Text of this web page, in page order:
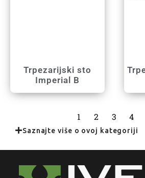
Trpezarijski sto
Imperial B
1 2 3 4
Saznajte više o ovoj kategoriji